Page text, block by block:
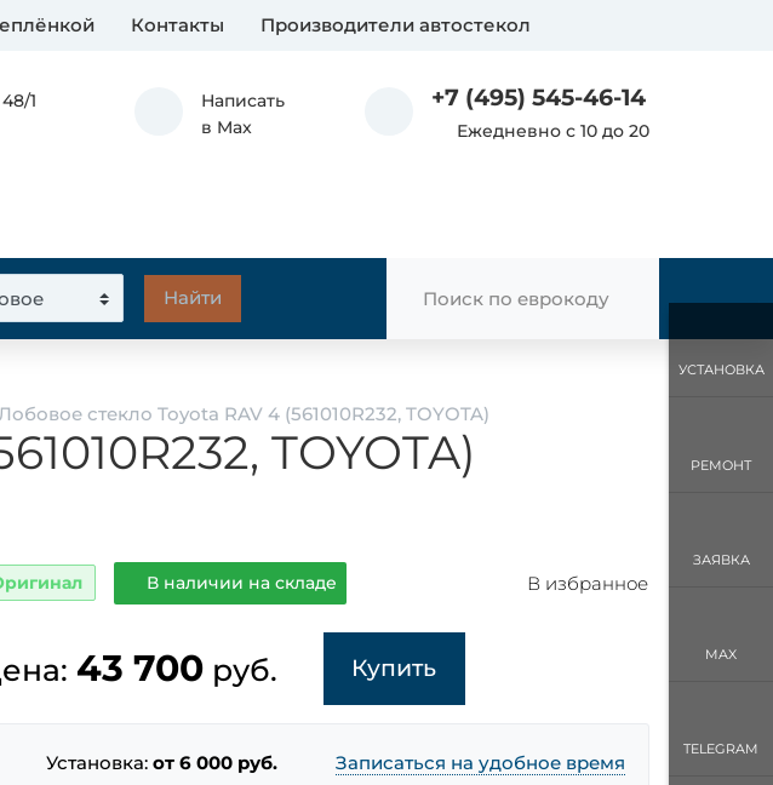
Контакты Производители автостекол
1
Написать
в Max
+7 (495) 545-46-14
Ежедневно с 10 до 20
стекло Toyota RAV 4 (561010R232, TOYOTA)
TOYOTA)
В наличии на складе В избранное
43 700 руб. Купить
Установка:от 6 000 руб. Записаться на удобное время
УСТАНОВКА
РЕМОНТ
ЗАЯВКА
MAX
TELEGRAM